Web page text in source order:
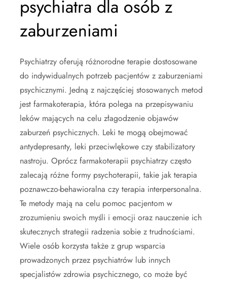
psychiatra dla osób z
zaburzeniami
Psychiatrzy oferują różnorodne terapie dostosowane
do indywidualnych potrzeb pacjentów z zaburzeniami
psychicznymi. Jedną z najczęściej stosowanych metod
jest farmakoterapia, która polega na przepisywaniu
leków mających na celu złagodzenie objawów
zaburzeń psychicznych. Leki te mogą obejmować
antydepresanty, leki przeciwlękowe czy stabilizatory
nastroju. Oprócz farmakoterapii psychiatrzy często
zalecają różne formy psychoterapii, takie jak terapia
poznawczo-behawioralna czy terapia interpersonalna.
Te metody mają na celu pomoc pacjentom w
zrozumieniu swoich myśli i emocji oraz nauczenie ich
skutecznych strategii radzenia sobie z trudnościami.
Wiele osób korzysta także z grup wsparcia
prowadzonych przez psychiatrów lub innych
specjalistów zdrowia psychicznego, co może być